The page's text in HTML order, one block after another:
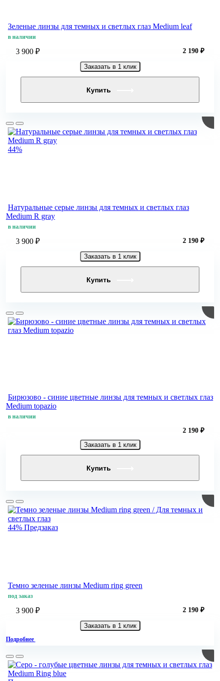
Зеленые линзы для темных и светлых глаз Medium leaf
в наличии
3 900 ₽ 2 190 ₽
Заказать в 1 клик
44%
Натуральные серые линзы для темных и светлых глаз
Medium R gray
в наличии
3 900 ₽ 2 190 ₽
Заказать в 1 клик
Бирюзово - синие цветные линзы для темных и светлых глаз
Medium topazio
в наличии
2 190 ₽
Заказать в 1 клик
44% Предзаказ
Темно зеленые линзы Medium ring green
под заказ
3 900 ₽ 2 190 ₽
Заказать в 1 клик
Подробнее